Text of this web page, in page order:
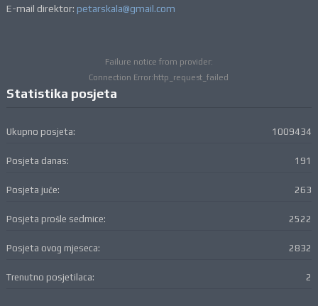
E-mail direktor: petarskala@gmail.com
Failure notice from provider:
Connection Error:http_request_failed
Statistika posjeta
1009434
Ukupno posjeta:
191
Posjeta danas:
263
Posjeta juče:
2522
Posjeta prošle sedmice:
2832
Posjeta ovog mjeseca:
2
Trenutno posjetilaca: